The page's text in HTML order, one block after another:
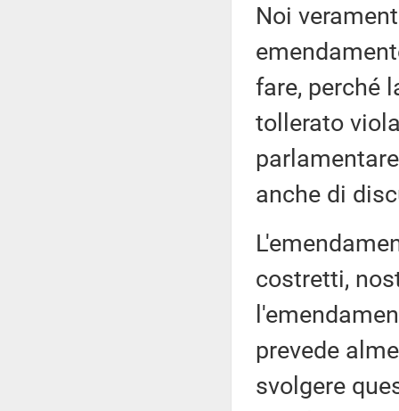
Noi
fare, perché
tollerato
anche di
costretti,
prevede
svolgere